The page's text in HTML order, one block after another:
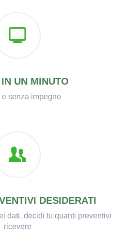
UN MINUTO
e senza impegno
DESIDERATI
dati, decidi tu quanti preventivi
ricevere